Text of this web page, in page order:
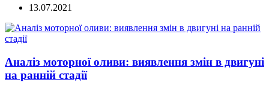
13.07.2021
Аналіз моторної оливи: виявлення змін в двигуні
на ранній стадії